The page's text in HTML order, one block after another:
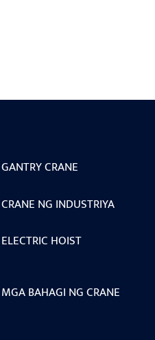
GANTRY CRANE
CRANE NG INDUSTRIYA
ELECTRIC HOIST
MGA BAHAGI NG CRANE